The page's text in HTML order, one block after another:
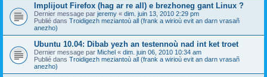
Implijout Firefox (hag ar re all) e brezhoneg gant Linux ?
Dernier message par jeremy « dim. juin 13, 2010 2:29 pm
Publié dans Troidigezh meziantoù all (frank a wirioù evit an darn vrasañ
anezho)
Ubuntu 10.04: Dibab yezh an testennoù nad int ket troet
Dernier message par Michel « dim. juin 06, 2010 10:34 am
Publié dans Troidigezh meziantoù all (frank a wirioù evit an darn vrasañ
anezho)